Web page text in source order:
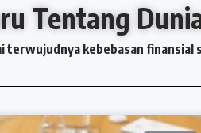
Tentang
terwujudnya kebebasan finansial